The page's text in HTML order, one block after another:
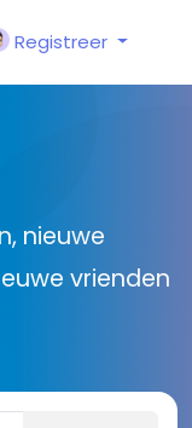
Registreer
nieuwe
vrienden